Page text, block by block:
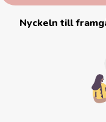
Nyckeln till